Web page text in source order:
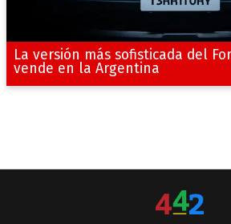
La versión más sofisticada del
vende en la Argentina